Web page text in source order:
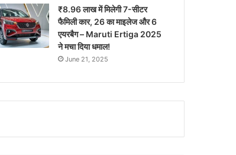
₹8.96 लाख में मिलेगी 7-सीटर
फैमिली कार, 26 का माइलेज और 6
एयरबैग – Maruti Ertiga 2025
ने मचा दिया धमाल!
June 21, 2025